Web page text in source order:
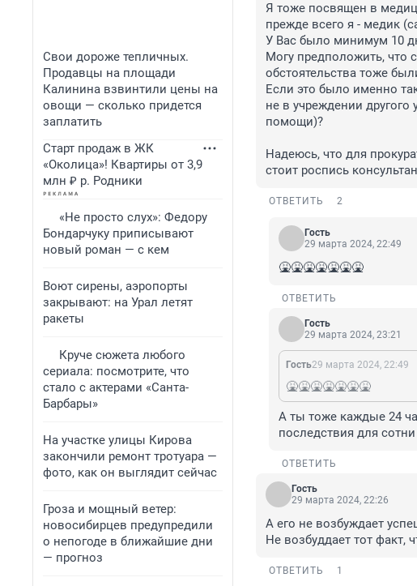
Свои дороже тепличных.
Продавцы на площади
Калинина взвинтили цены на
овощи — сколько придется
заплатить
Старт продаж в ЖК
«Околица»! Квартиры от 3,9
млн ₽ р. Родники
«Не просто слух»: Федору
Бондарчуку приписывают
новый роман — с кем
Воют сирены, аэропорты
закрывают: на Урал летят
ракеты
Круче сюжета любого
сериала: посмотрите, что
стало с актерами «Санта-
Барбары»
На участке улицы Кирова
закончили ремонт тротуара —
фото, как он выглядит сейчас
Гроза и мощный ветер:
новосибирцев предупредили
о непогоде в ближайшие дни
— прогноз
Я тоже посвящен в
прежде всего я - медик
У Вас было минимум 10
Могу предположить,
обстоятельства тоже
Если это было именно
не в учреждении
помощи)?
Надеюсь, что для
стоит роспись
ОТВЕТИТЬ 2
Гость
29 марта 2024, 22:49
🤮🤮🤮🤮🤮🤮🤮
ОТВЕТИТЬ
Гость
29 марта 2024, 23:21
Гость29 марта 2024, 22:49
🤮🤮🤮🤮🤮🤮🤮
А ты тоже каждые 24
последствия для
ОТВЕТИТЬ
Гость
29 марта 2024, 22:26
А его не возбуждает
Не возбуддает тот факт,
ОТВЕТИТЬ 1